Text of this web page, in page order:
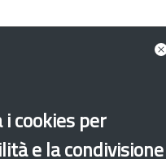
cookies per
e la condivisione